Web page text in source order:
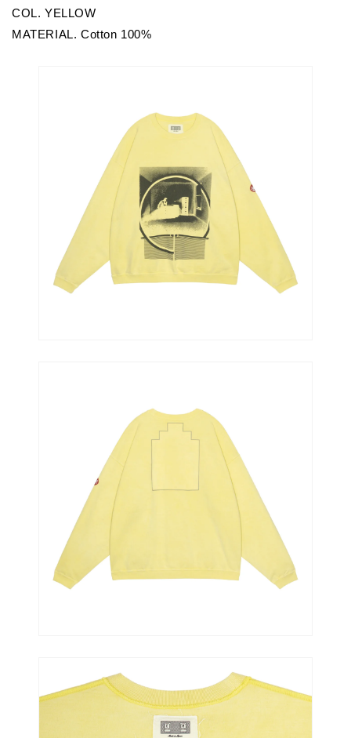
COL. YELLOW
MATERIAL. Cotton 100%